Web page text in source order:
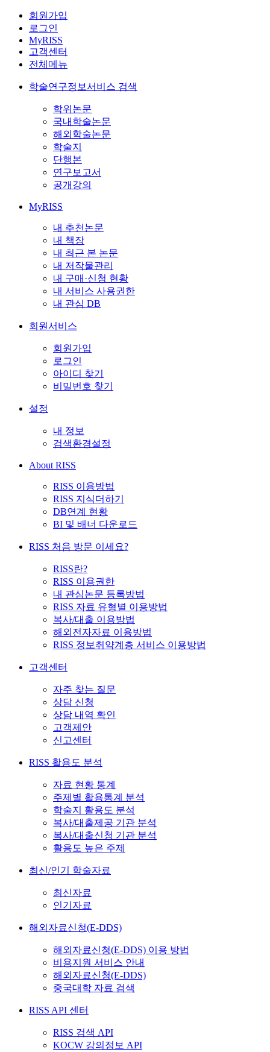
회원가입
로그인
MyRISS
고객센터
전체메뉴
학술연구정보서비스 검색
학위논문
국내학술논문
해외학술논문
학술지
단행본
연구보고서
공개강의
MyRISS
내 추천논문
내 책장
내 최근 본 논문
내 저작물관리
내 구매·신청 현황
내 서비스 사용권한
내 관심 DB
회원서비스
회원가입
로그인
아이디 찾기
비밀번호 찾기
설정
내 정보
검색환경설정
About RISS
RISS 이용방법
RISS 지식더하기
DB연계 현황
BI 및 배너 다운로드
RISS 처음 방문 이세요?
RISS란?
RISS 이용권한
내 관심논문 등록방법
RISS 자료 유형별 이용방법
복사/대출 이용방법
해외전자자료 이용방법
RISS 정보취약계층 서비스 이용방법
고객센터
자주 찾는 질문
상담 신청
상담 내역 확인
고객제안
신고센터
RISS 활용도 분석
자료 현황 통계
주제별 활용통계 분석
학술지 활용도 분석
복사/대출제공 기관 분석
복사/대출신청 기관 분석
활용도 높은 주제
최신/인기 학술자료
최신자료
인기자료
해외자료신청(E-DDS)
해외자료신청(E-DDS) 이용 방법
비용지원 서비스 안내
해외자료신청(E-DDS)
중국대학 자료 검색
RISS API 센터
RISS 검색 API
KOCW 강의정보 API